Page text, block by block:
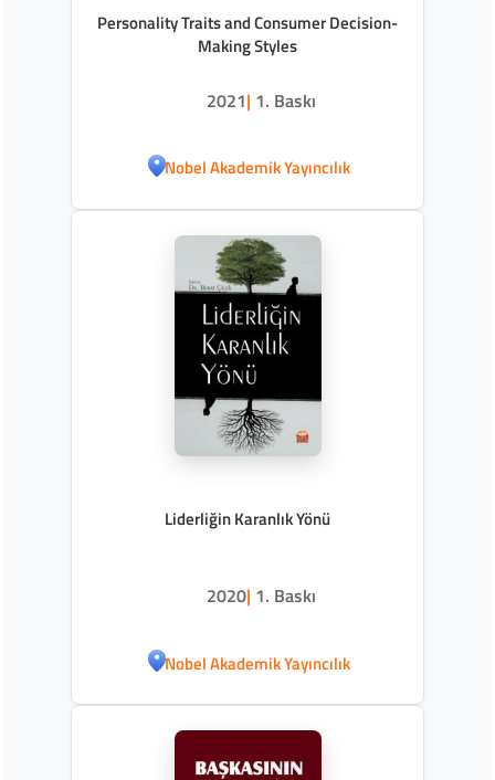
Personality Traits and Consumer Decision-
Making Styles
2021| 1. Baskı
Nobel Akademik Yayıncılık
Liderliğin Karanlık Yönü
2020| 1. Baskı
Nobel Akademik Yayıncılık